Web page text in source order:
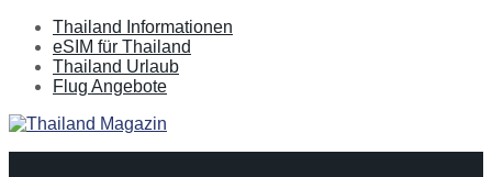
Thailand Informationen
eSIM für Thailand
Thailand Urlaub
Flug Angebote